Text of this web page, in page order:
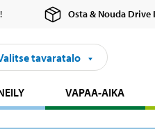
Osta & Nouda Drive
tavaratalo
VAPAA-AIKA